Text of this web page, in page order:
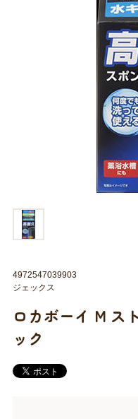
ロカボーイ M ス
ック
4972547039903
ジェックス